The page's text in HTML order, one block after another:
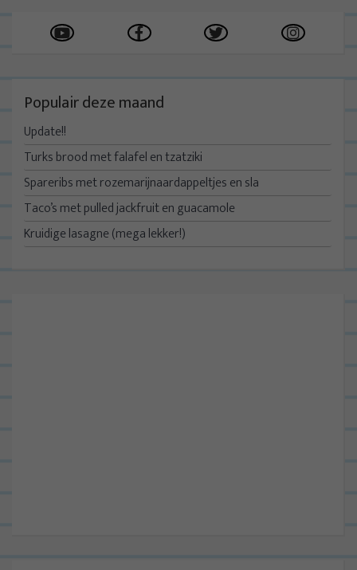
Populair deze maand
Update!!
Turks brood met falafel en tzatziki
Spareribs met rozemarijnaardappeltjes en sla
Taco’s met pulled jackfruit en guacamole
Kruidige lasagne (mega lekker!)